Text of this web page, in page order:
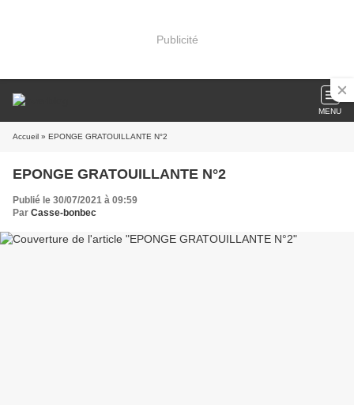
Publicité
MENU
Accueil » EPONGE GRATOUILLANTE N°2
EPONGE GRATOUILLANTE N°2
Publié le 30/07/2021 à 09:59
Par Casse-bonbec